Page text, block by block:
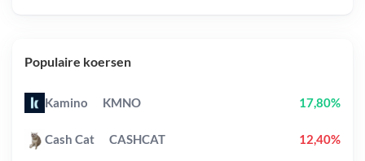
Populaire koersen
Kamino KMNO 17,80%
Cash Cat CASHCAT 12,40%